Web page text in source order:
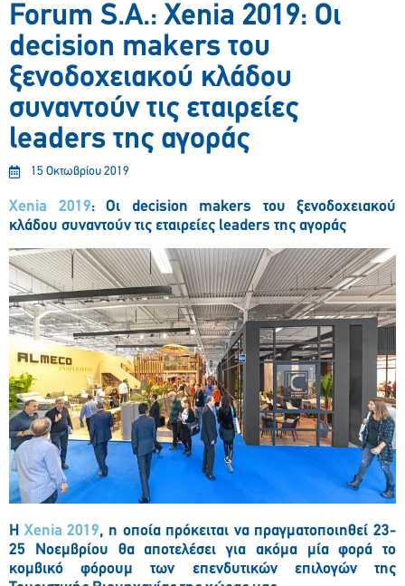
Forum S.A.: Xenia 2019: Οι
decision makers του
ξενοδοχειακού κλάδου
συναντούν τις εταιρείες
leaders της αγοράς
15 Οκτωβρίου 2019
Xenia 2019: Οι decision makers του ξενοδοχειακού
κλάδου συναντούν τις εταιρείες leaders της αγοράς
H Xenia 2019, η οποία πρόκειται να πραγματοποιηθεί 23-
25 Νοεμβρίου θα αποτελέσει για ακόμα μία φορά το
κομβικό φόρουμ των επενδυτικών επιλογών της